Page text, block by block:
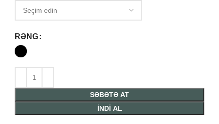
RƏNG
SƏBƏTƏ AT
İNDİ AL